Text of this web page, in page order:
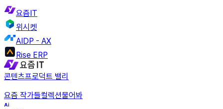
요즘IT
위시켓
AIDP - AX
Rise ERP
콘텐츠프로덕트 밸리
요즘 작가들컬렉션물어봐